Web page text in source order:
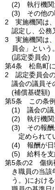
(2)
執行機
(3)
その他
2
実施機関は
認定し、公務
3
実施機関は、
員会」という
(認定委員会)
第4条
松島町
2
認定委員会
議会の議員そ
(補償基礎額)
第5条
この条
(1)
議会の
(2)
執行機
(3)
その報
定められて
(4)
報酬が
(5)
給料を
第5条の2
傷病
き職員の当該
う。)におけ